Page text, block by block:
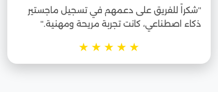
"شكراً للفريق على دعمهم في تسجيل ماجستير
ذكاء اصطناعي، كانت تجربة مريحة ومهنية."
★
★
★
★
★